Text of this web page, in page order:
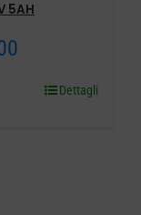
5AH
Il
prezzoDettagli